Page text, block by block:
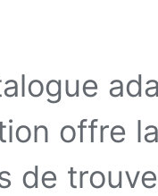
offre
de